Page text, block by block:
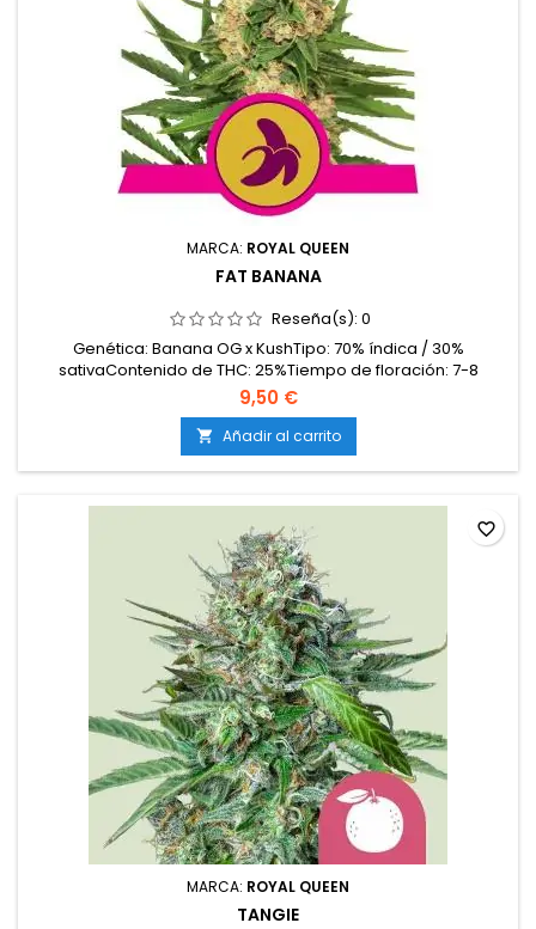
MARCA: ROYAL QUEEN
FAT BANANA
Reseña(s): 0
Genética: Banana OG x KushTipo: 70% índica / 30%
sativaContenido de THC: 25%Tiempo de floración: 7-8
semanasProducción en interior: 350-400 g/m²Producción en
exterior: 450-500 g/plantaAltura: 80-140 cm en interior; hasta
200 cm en exteriorAromas y sabores: Dulces, afrutados
(plátano maduro, frutas tropicales), con notas cítricas y...
9,50 €
 Añadir al carrito
MARCA: ROYAL QUEEN
TANGIE
favorite_border